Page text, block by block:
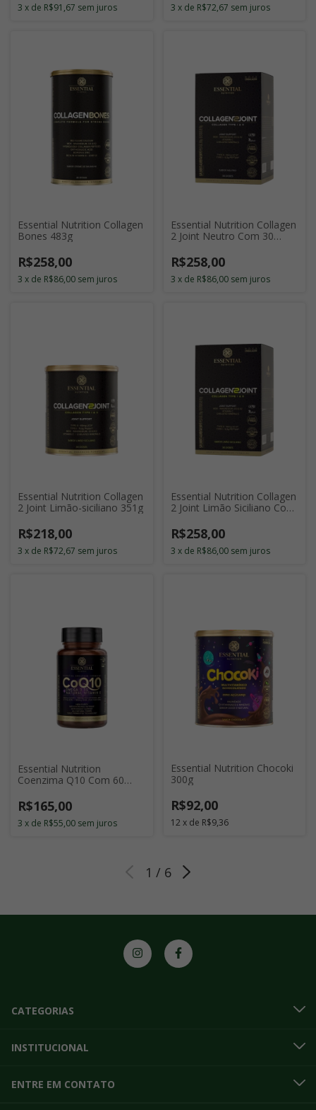
3 x de R$91,67 sem juros 3 x de R$72,67 sem juros
Essential Nutrition Collagen
Bones 483g
R$258,00
3 x de R$86,00 sem juros
Essential Nutrition Collagen
2 Joint Neutro Com 30
R$258,00
3 x de R$86,00 sem juros
Essential Nutrition Collagen
2 Joint Limão-siciliano 351g
R$218,00
3 x de R$72,67 sem juros
Essential Nutrition Collagen
2 Joint Limão Siciliano Com
R$258,00
3 x de R$86,00 sem juros
Essential Nutrition
Coenzima Q10 Com 60
R$165,00
3 x de R$55,00 sem juros
Essential Nutrition Chocoki
300g
R$92,00
12 x de R$9,36
1 / 6
CATEGORIAS
INSTITUCIONAL
ENTRE EM CONTATO